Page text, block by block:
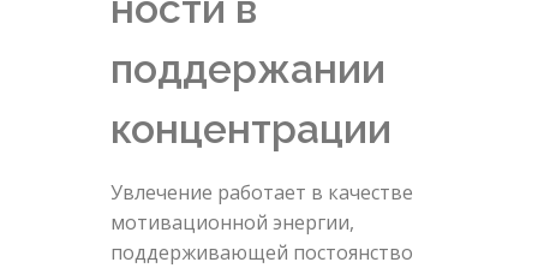
поддержании
концентрации
Увлечение работает в качестве
мотивационной энергии,
поддерживающей постоянство